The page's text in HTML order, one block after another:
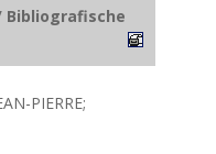
Bibliografische
PIERRE;